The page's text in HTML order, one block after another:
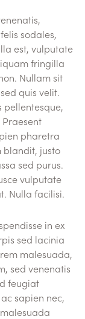
sodales,
est, vulputate
fringilla
Nullam sit
quis velit.
pellentesque,
pharetra
blandit, justo
sed purus.
vulputate
Nulla facilisi.
in ex
sed lacinia
malesuada,
sed venenatis
feugiat
sapien nec,